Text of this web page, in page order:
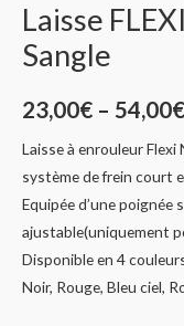
Laisse
Sangle
23,00€ – 54,00€
Laisse à enrouleur Flexi
système de frein court
Equipée d’une poignée
ajustable(uniquement
Disponible en 4
Noir, Rouge, Bleu ciel,